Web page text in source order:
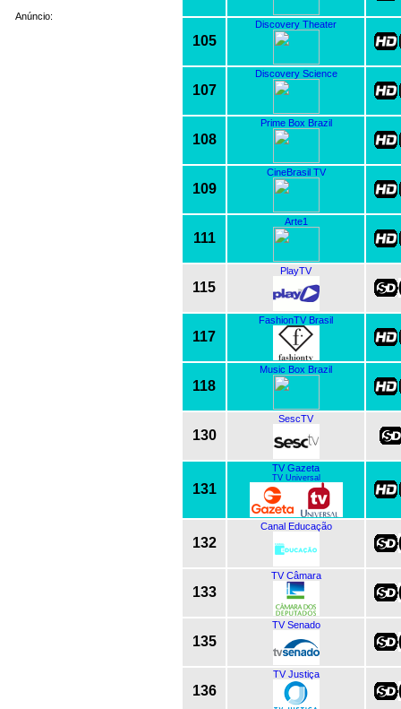
Anúncio:
105
Discovery Theater
107
Discovery Science
108
Prime Box Brazil
109
CineBrasil TV
111
Arte1
115
PlayTV
117
FashionTV Brasil
118
Music Box Brazil
130
SescTV
131
TV Gazeta
TV Universal
132
Canal Educação
133
TV Câmara
135
TV Senado
136
TV Justiça